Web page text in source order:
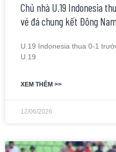
Chủ nhà U.19 Indonesia
vé đá chung kết Đông
U.19 Indonesia thua 0-1
U.19
XEM THÊM >>
12/06/2026